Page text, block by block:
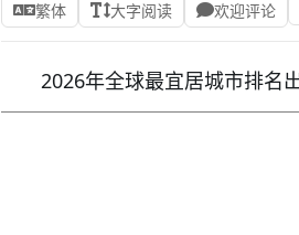
繁体 大字阅读 欢迎评论
2026年全球最宜居城市排名